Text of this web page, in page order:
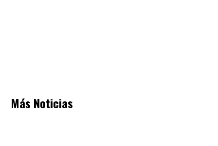
Más Noticias